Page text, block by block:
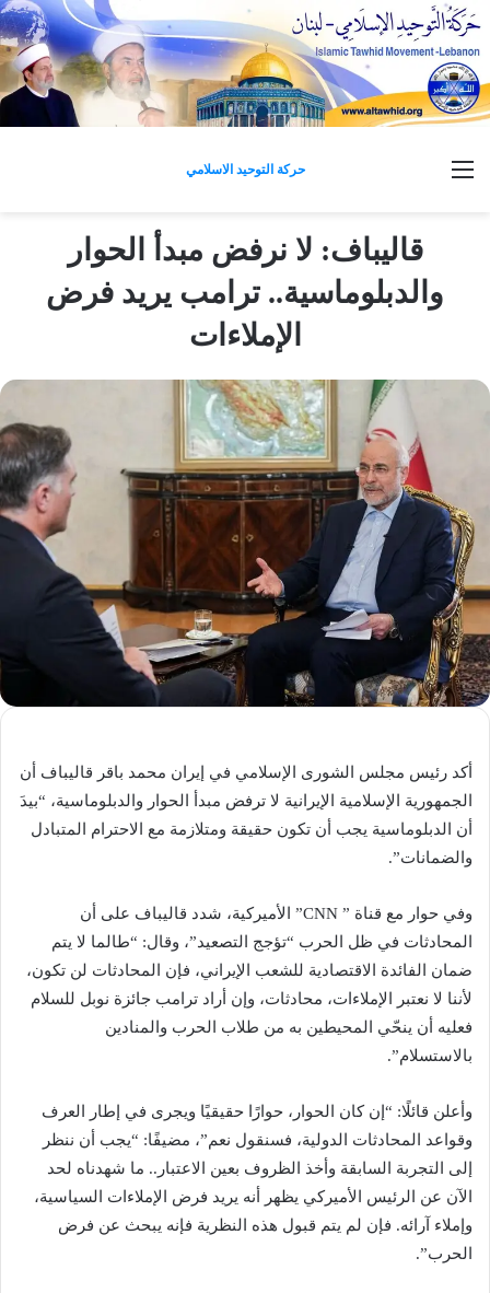
حركة التوحيد الاسلامي القائمة
قاليباف: لا نرفض مبدأ الحوار
والدبلوماسية.. ترامب يريد فرض
الإملاءات
أكد رئيس مجلس الشورى الإسلامي في إيران محمد باقر قاليباف أن
الجمهورية الإسلامية الإيرانية لا ترفض مبدأ الحوار والدبلوماسية، “بيدَ
أن الدبلوماسية يجب أن تكون حقيقة ومتلازمة مع الاحترام المتبادل
والضمانات”.
وفي حوار مع قناة ” CNN” الأميركية، شدد قاليباف على أن
المحادثات في ظل الحرب “تؤجج التصعيد”، وقال: “طالما لا يتم
ضمان الفائدة الاقتصادية للشعب الإيراني، فإن المحادثات لن تكون،
لأننا لا نعتبر الإملاءات، محادثات، وإن أراد ترامب جائزة نوبل للسلام
فعليه أن ينحّي المحيطين به من طلاب الحرب والمنادين
بالاستسلام”.
وأعلن قائلًا: “إن كان الحوار، حوارًا حقيقيًا ويجرى في إطار العرف
وقواعد المحادثات الدولية، فسنقول نعم”، مضيفًا: “يجب أن ننظر
إلى التجربة السابقة وأخذ الظروف بعين الاعتبار.. ما شهدناه لحد
الآن عن الرئيس الأميركي يظهر أنه يريد فرض الإملاءات السياسية،
وإملاء آرائه. فإن لم يتم قبول هذه النظرية فإنه يبحث عن فرض
الحرب”.